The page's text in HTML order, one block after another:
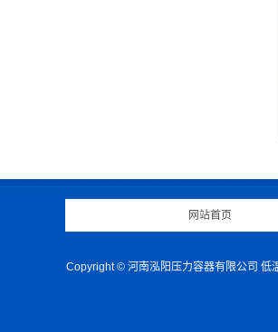
网站首页
Copyright © 河南泓阳压力容器有限公司 低